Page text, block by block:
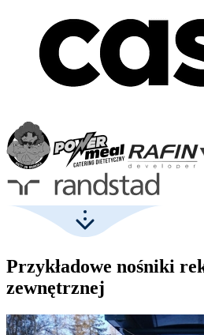
Przykładowe nośniki
zewnętrznej